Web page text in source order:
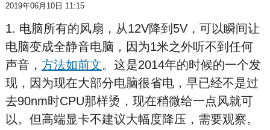
2019年06月10日 11:15
1. 电脑所有的风扇，从12V降到5V，可以瞬间让
电脑变成全静音电脑，因为1米之外听不到任何
声音， 方法如前文。这是2014年的时候的一个发
现，因为现在大部分电脑很省电，早已经不是过
去90nm时CPU那样烫，现在稍微给一点风就可
以。但高端显卡不建议大幅度降压，需要观察。